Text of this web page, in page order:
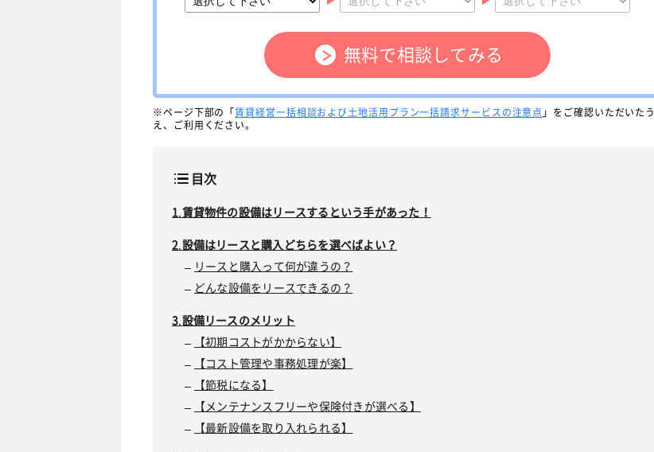
無料で相談してみる
※ページ下部の「賃貸経営一括相談および土地活用プラン一括請求サービスの注意点 」をご確認いただいたう
え、ご利用ください。
目次
賃貸物件の設備はリースするという手があった！
設備はリースと購入どちらを選べばよい？
リースと購入って何が違うの？
どんな設備をリースできるの？
設備リースのメリット
【初期コストがかからない】
【コスト管理や事務処理が楽】
【節税になる】
【メンテナンスフリーや保険付きが選べる】
【最新設備を取り入れられる】